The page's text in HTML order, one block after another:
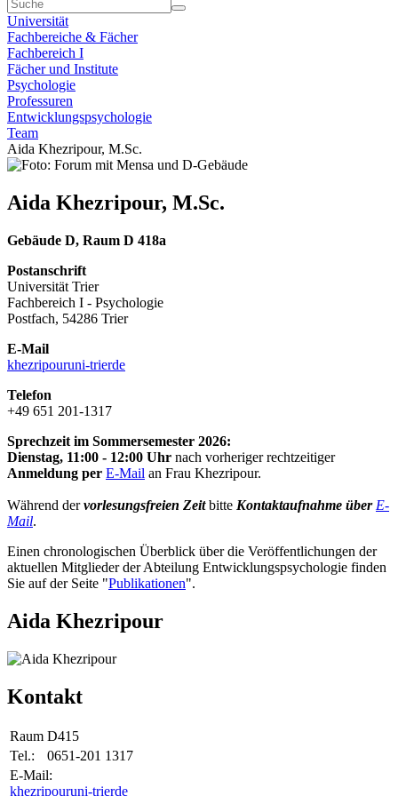
Universität
Fachbereiche & Fächer
Fachbereich I
Fächer und Institute
Psychologie
Professuren
Entwicklungspsychologie
Team
Aida Khezripour, M.Sc.
Aida Khezripour, M.Sc.
Gebäude D, Raum D 418a
Postanschrift
Universität Trier
Fachbereich I - Psychologie
Postfach, 54286 Trier
E-Mail
khezripouruni-trierde
Telefon
+49 651 201-1317
Sprechzeit im Sommersemester 2026:
Dienstag, 11:00 - 12:00 Uhr nach vorheriger rechtzeitiger
Anmeldung per E-Mail an Frau Khezripour.
Während dervorlesungsfreien Zeitbitte Kontaktaufnahme über E-
Mail.
Einen chronologischen Überblick über die Veröffentlichungen der
aktuellen Mitglieder der Abteilung Entwicklungspsychologie finden
Sie auf der Seite "Publikationen".
Aida Khezripour
Kontakt
Raum D415
Tel.:
0651-201 1317
E-Mail:
khezripouruni-trierde